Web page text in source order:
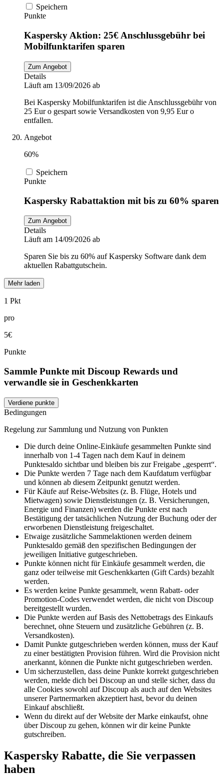
Speichern
Punkte
Kaspersky Aktion: 25€ Anschlussgebühr bei
Mobilfunktarifen sparen
Zum Angebot
Details
Läuft am 13/09/2026 ab
Bei Kaspersky Mobilfunktarifen ist die Anschlussgebühr von
25 Eur o gespart sowie Versandkosten von 9,95 Eur o
entfallen.
Angebot
60%
Speichern
Punkte
Kaspersky Rabattaktion mit bis zu 60% sparen
Zum Angebot
Details
Läuft am 14/09/2026 ab
Sparen Sie bis zu 60% auf Kaspersky Software dank dem
aktuellen Rabattgutschein.
Mehr laden
1 Pkt
pro
5€
Punkte
Sammle Punkte mit Discoup Rewards und
verwandle sie in Geschenkkarten
Verdiene punkte
Bedingungen
Regelung zur Sammlung und Nutzung von Punkten
Die durch deine Online-Einkäufe gesammelten Punkte sind
innerhalb von 1-4 Tagen nach dem Kauf in deinem
Punktesaldo sichtbar und bleiben bis zur Freigabe „gesperrt“.
Die Punkte werden 7 Tage nach dem Kaufdatum verfügbar
und können ab diesem Zeitpunkt genutzt werden.
Für Käufe auf Reise-Websites (z. B. Flüge, Hotels und
Mietwagen) sowie Dienstleistungen (z. B. Versicherungen,
Energie und Finanzen) werden die Punkte erst nach
Bestätigung der tatsächlichen Nutzung der Buchung oder der
erworbenen Dienstleistung freigeschaltet.
Etwaige zusätzliche Sammelaktionen werden deinem
Punktesaldo gemäß den spezifischen Bedingungen der
jeweiligen Initiative gutgeschrieben.
Punkte können nicht für Einkäufe gesammelt werden, die
ganz oder teilweise mit Geschenkkarten (Gift Cards) bezahlt
werden.
Es werden keine Punkte gesammelt, wenn Rabatt- oder
Promotion-Codes verwendet werden, die nicht von Discoup
bereitgestellt wurden.
Die Punkte werden auf Basis des Nettobetrags des Einkaufs
berechnet, ohne Steuern und zusätzliche Gebühren (z. B.
Versandkosten).
Damit Punkte gutgeschrieben werden können, muss der Kauf
zu einer bestätigten Provision führen. Wird die Provision nicht
anerkannt, können die Punkte nicht gutgeschrieben werden.
Um sicherzustellen, dass deine Punkte korrekt gutgeschrieben
werden, melde dich bei Discoup an und stelle sicher, dass du
alle Cookies sowohl auf Discoup als auch auf den Websites
unserer Partnermarken akzeptiert hast, bevor du deinen
Einkauf abschließt.
Wenn du direkt auf der Website der Marke einkaufst, ohne
über Discoup zu gehen, können wir dir keine Punkte
gutschreiben.
Kaspersky Rabatte, die Sie verpassen
haben